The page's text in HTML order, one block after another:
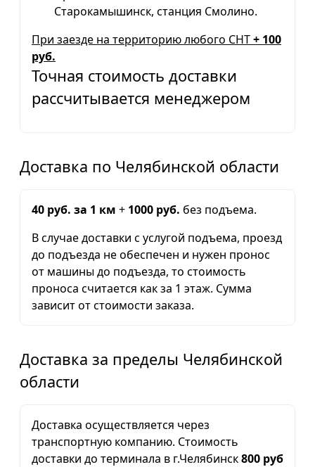
Старокамышинск, станция Смолино.
При заезде на территорию любого СНТ+ 100
руб.
Точная стоимость доставки
рассчитывается менеджером
Доставка по Челябинской области
40 руб. за 1 км + 1000 руб. без подъема.
В случае доставки с услугой подъема, проезд
до подъезда не обеспечен и нужен пронос
от машины до подъезда, то стоимость
проноса считается как за 1 этаж. Сумма
зависит от стоимости заказа.
Доставка за пределы Челябинской
области
Доставка осуществляется через
транспортную компанию. Стоимость
доставки до терминала в г.Челябинск800 руб